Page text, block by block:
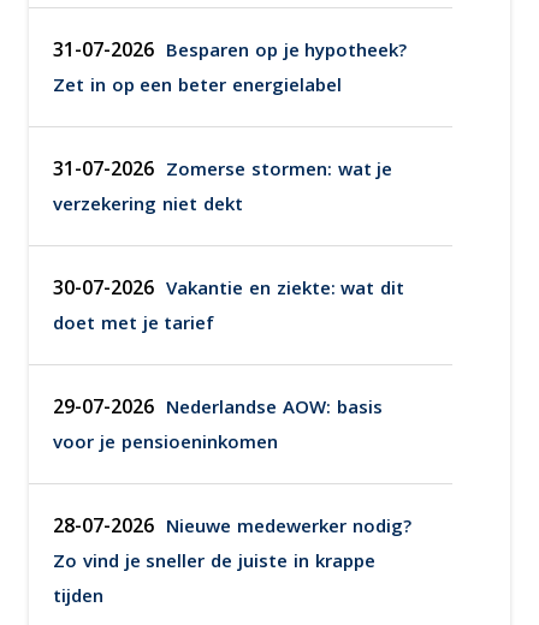
31-07-2026 Besparen op je hypotheek?
Zet in op een beter energielabel
31-07-2026 Zomerse stormen: wat je
verzekering niet dekt
30-07-2026 Vakantie en ziekte: wat dit
doet met je tarief
29-07-2026 Nederlandse AOW: basis
voor je pensioeninkomen
28-07-2026 Nieuwe medewerker nodig?
Zo vind je sneller de juiste in krappe
tijden